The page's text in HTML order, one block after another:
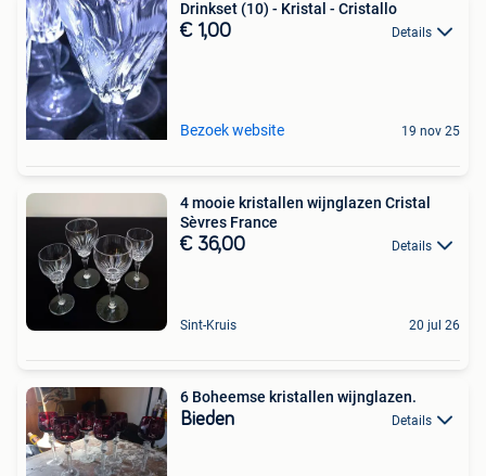
Drinkset (10) - Kristal - Cristallo
€ 1,00 Details
Bezoek website 19 nov 25
4 mooie kristallen wijnglazen Cristal
Sèvres France
€ 36,00 Details
Sint-Kruis 20 jul 26
6 Boheemse kristallen wijnglazen.
Bieden Details